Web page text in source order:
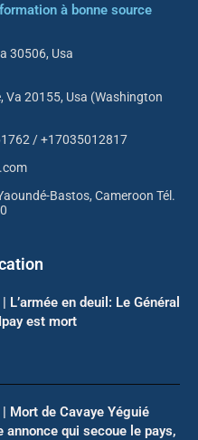
à bonne source
30506, Usa
Va 20155, Usa (Washington
/ +17035012817
Bastos, Cameroon Tél.
L’armée en deuil: Le Général
est mort
Mort de Cavaye Yéguié
annonce qui secoue le pays,